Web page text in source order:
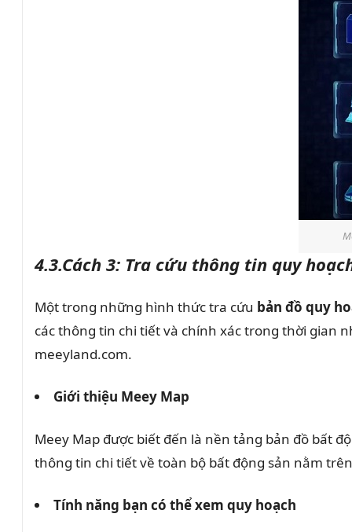
4.3.Cách 3: Tra cứu thông tin quy
Một trong những hình thức tra cứu bản đồ quy
các thông tin chi tiết và chính xác trong thời gian
meeyland.com.
Giới thiệu Meey Map
Meey Map được biết đến là nền tảng bản đồ bất
thông tin chi tiết về toàn bộ bất động sản nằm
Tính năng bạn có thể xem quy hoạch